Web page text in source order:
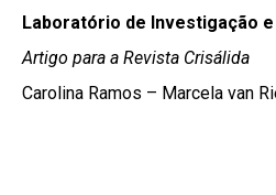
Laboratório de Investigação
Artigo para a Revista Crisálida
Carolina Ramos – Marcela van